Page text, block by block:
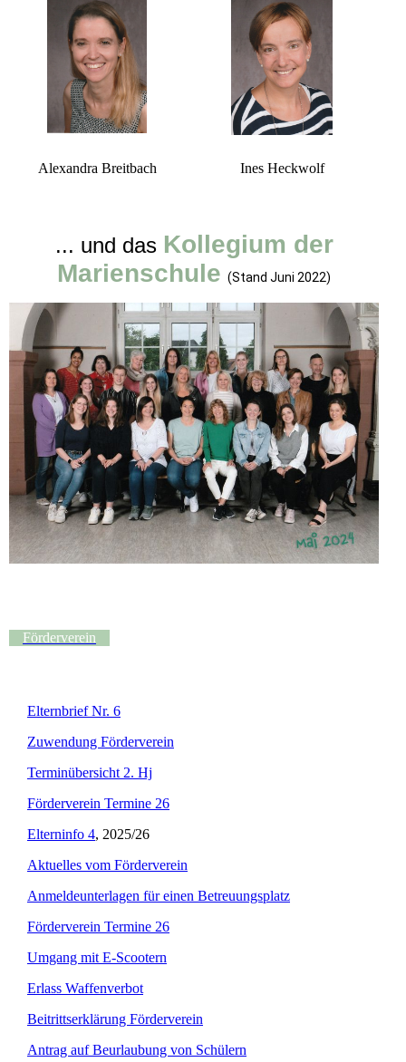
Alexandra Breitbach Ines Heckwolf
... und das Kollegium der
Marienschule (Stand Juni 2022)
Förderverein
Elternbrief Nr. 6
Zuwendung Förderverein
Terminübersicht 2. Hj
Förderverein Termine 26
Elterninfo 4, 2025/26
Aktuelles vom Förderverein
Anmeldeunterlagen für einen Betreuungsplatz
Förderverein Termine 26
Umgang mit E-Scootern
Erlass Waffenverbot
Beitrittserklärung Förderverein
Antrag auf Beurlaubung von Schülern